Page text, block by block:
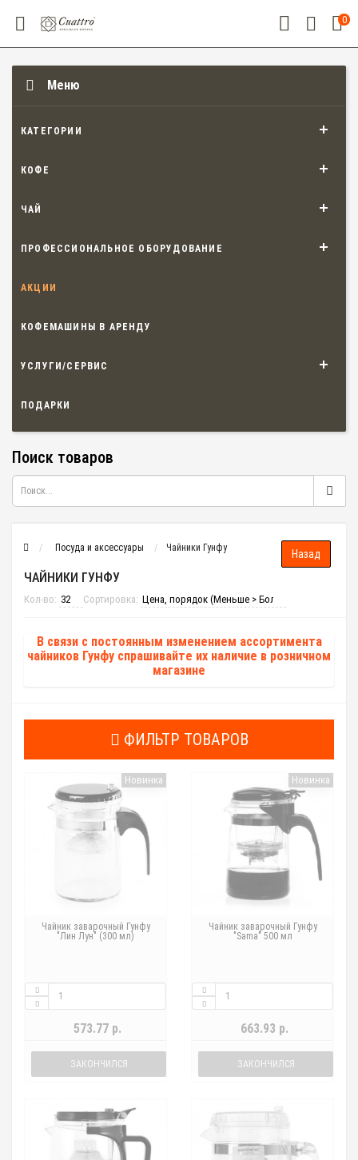
0
Меню
КАТЕГОРИИ
КОФЕ
ЧАЙ
ПРОФЕССИОНАЛЬНОЕ ОБОРУДОВАНИЕ
АКЦИИ
КОФЕМАШИНЫ В АРЕНДУ
УСЛУГИ/СЕРВИС
ПОДАРКИ
Поиск товаров
Посуда и аксессуары Чайники Гунфу
ЧАЙНИКИ ГУНФУ
Кол-во: Сортировка:
В связи с постоянным изменением ассортимента
чайников Гунфу спрашивайте их наличие в розничном
магазине
ФИЛЬТР ТОВАРОВ
Новинка
Чайник заварочный Гунфу
"Лин Лун" (300 мл)
573.77 р.
ЗАКОНЧИЛСЯ
Новинка
Чайник заварочный Гунфу
"Sama" 500 мл
663.93 р.
ЗАКОНЧИЛСЯ